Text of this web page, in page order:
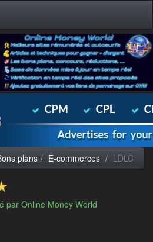
plans E-commerces LDLC
par Online Money World